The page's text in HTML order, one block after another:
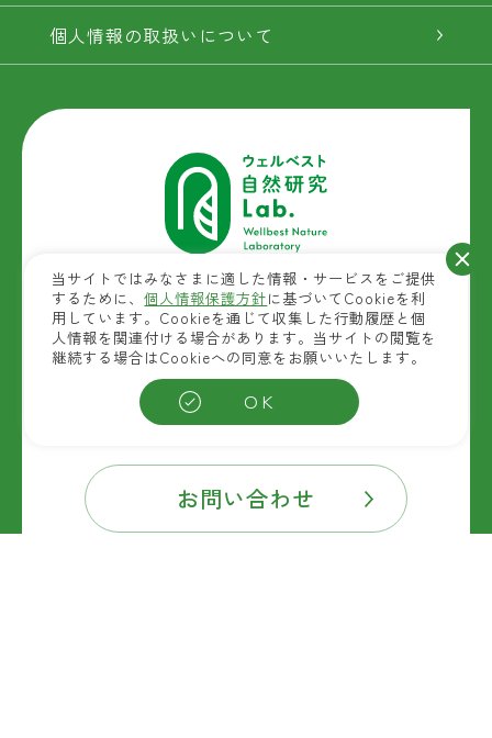
自然素材商品を扱う
ウェルベストの開発拠点
(富士産業研究開発センター)
〒763-8603 香川県丸亀市田村町1301
TEL:0877-25-3221
お問い合わせ
個人情報の取扱いについて
当サイトではみなさまに適した情報・サービスをご提供
するために、個人情報保護方針に基づいてCookieを利
用しています。Cookieを通じて収集した行動履歴と個
人情報を関連付ける場合があります。当サイトの閲覧を
継続する場合はCookieへの同意をお願いいたします。
OK